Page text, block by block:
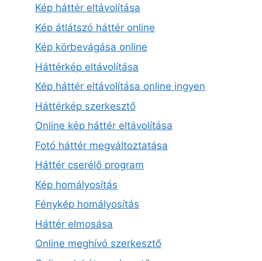
Kép háttér eltávolítása
Kép átlátszó háttér online
Kép körbevágása online
Háttérkép eltávolítása
Kép háttér eltávolítása online ingyen
Háttérkép szerkesztő
Online kép háttér eltávolítása
Fotó háttér megváltoztatása
Háttér cserélő program
Kép homályosítás
Fénykép homályosítás
Háttér elmosása
Online meghívó szerkesztő